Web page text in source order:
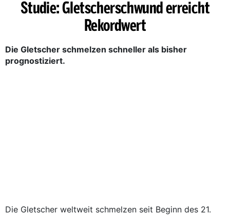
Studie: Gletscherschwund erreicht
Rekordwert
Die Gletscher schmelzen schneller als bisher
prognostiziert.
Die Gletscher weltweit schmelzen seit Beginn des 21.